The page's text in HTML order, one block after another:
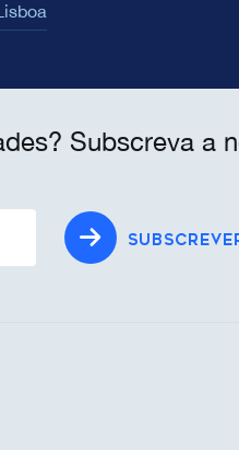
Subscreva a